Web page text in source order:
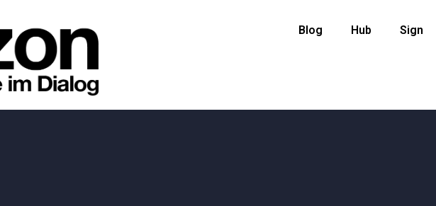
Blog Hub Sign